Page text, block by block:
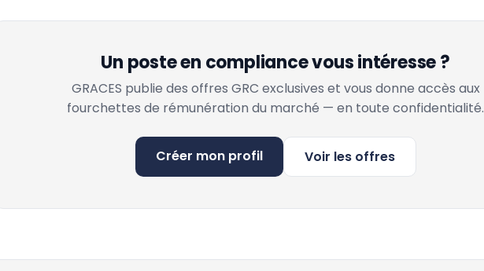
Un poste en compliance vous intéresse ?
GRACES publie des offres GRC exclusives et vous donne accès aux
fourchettes de rémunération du marché — en toute confidentialité.
Créer mon profil Voir les offres